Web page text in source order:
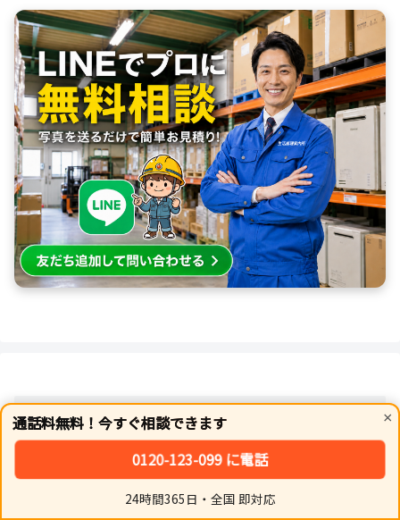
×
通話料無料！今すぐ相談できます
0120-123-099 に電話
24時間365日・全国 即対応
LINEで気軽にプロに相談
シェア トップ